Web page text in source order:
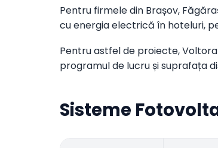
Pentru firmele din Brașov,
cu energia electrică în hoteluri,
Pentru astfel de proiecte,
programul de lucru și suprafața
Sisteme